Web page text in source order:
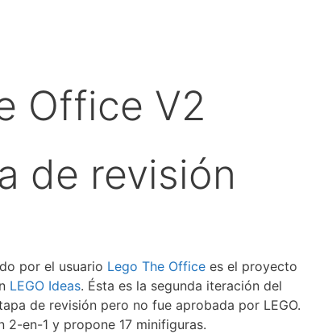
Office V2
de revisión
por el usuario Lego The Office es el proyecto
LEGO Ideas. Ésta es la segunda iteración del
de revisión pero no fue aprobada por LEGO.
2-en-1 y propone 17 minifiguras.